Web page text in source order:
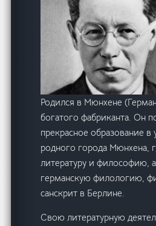
Родился в Мюнхене
богатого фабриканта. Он
прекрасное образование в
родного города Мюнхена,
литературу и философию,
германскую филологию,
санскрит в Берлине.
Свою литературную